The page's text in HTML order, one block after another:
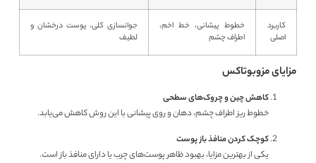
کاربرد
اصلی
خطوط پیشانی، خط اخم،
اطراف چشم
جوانسازی کلی، پوست درخشان و
لطیف
مزایای مزوبوتاکس
کاهش چین و چروک‌های سطحی
خطوط ریز اطراف چشم، دهان و روی پیشانی با این روش کاهش می‌یابد.
کوچک کردن منافذ باز پوست
یکی از بهترین مزایا، بهبود ظاهر پوست‌های چرب یا دارای منافذ باز است.